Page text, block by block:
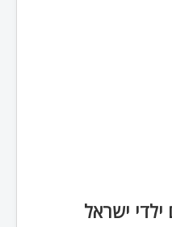
ילדי ישראל